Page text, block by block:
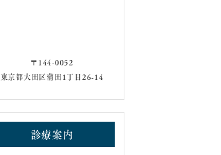
〒144-0052
東京都大田区蒲田1丁目26-14
診療案内